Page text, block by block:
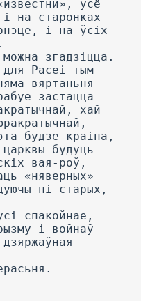
усё
на старонках
і на ўсіх
згадзіцца.
Расеі тым
вяртаньня
застацца
хай
будзе краіна,
будуць
вая-роў,
«няверных»
ні старых,
спакойнае,
і войнаў